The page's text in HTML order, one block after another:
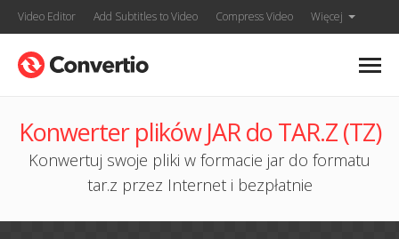
Video Editor Add Subtitles to Video Compress Video Więcej
Konwerter plików JAR do TAR.Z (TZ)
Konwertuj swoje pliki w formacie jar do formatu
tar.z przez Internet i bezpłatnie